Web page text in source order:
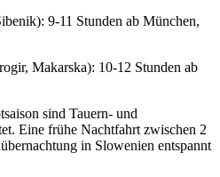
9-11 Stunden ab München,
Makarska): 10-12 Stunden ab
sind Tauern- und
Eine frühe Nachtfahrt zwischen 2
in Slowenien entspannt